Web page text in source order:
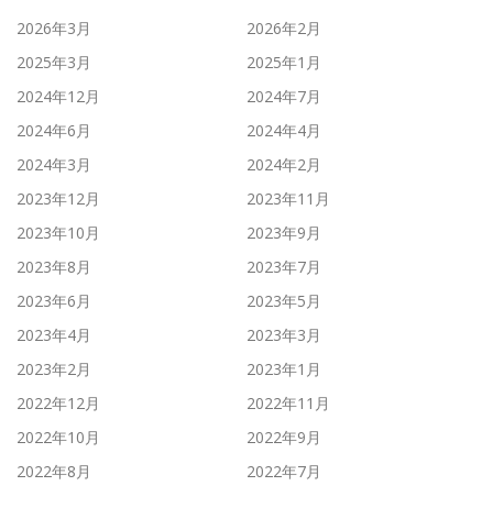
2026年3月
2026年2月
2025年3月
2025年1月
2024年12月
2024年7月
2024年6月
2024年4月
2024年3月
2024年2月
2023年12月
2023年11月
2023年10月
2023年9月
2023年8月
2023年7月
2023年6月
2023年5月
2023年4月
2023年3月
2023年2月
2023年1月
2022年12月
2022年11月
2022年10月
2022年9月
2022年8月
2022年7月